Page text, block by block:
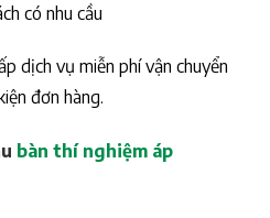
có nhu cầu
dịch vụ miễn phí vận chuyển
đơn hàng.
bàn thí nghiệm áp